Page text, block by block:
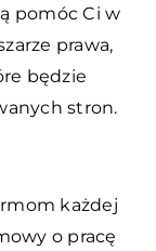
pomóc Ci w
prawa,
będzie
stron.
każdej
o pracę